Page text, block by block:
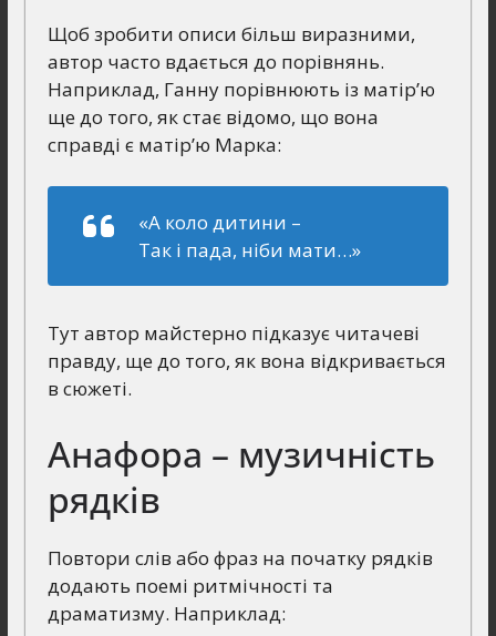
Щоб зробити описи більш виразними,
автор часто вдається до порівнянь.
Наприклад, Ганну порівнюють із матір’ю
ще до того, як стає відомо, що вона
справді є матір’ю Марка:
«А коло дитини –
Так і пада, ніби мати…»
Тут автор майстерно підказує читачеві
правду, ще до того, як вона відкривається
в сюжеті.
Анафора – музичність
рядків
Повтори слів або фраз на початку рядків
додають поемі ритмічності та
драматизму. Наприклад: